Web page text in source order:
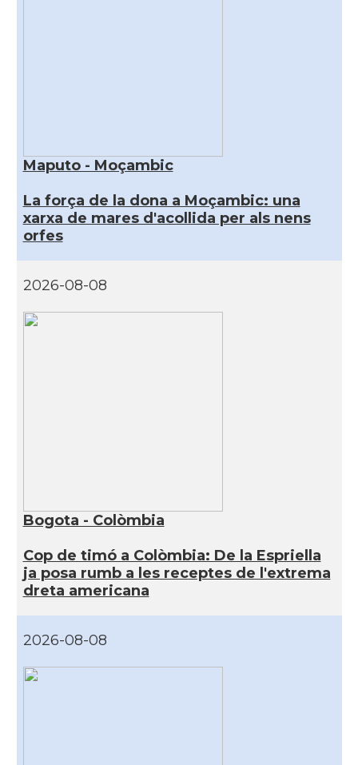
Maputo - Moçambic
La força de la dona a Moçambic: una
xarxa de mares d'acollida per als nens
orfes
2026-08-08
Bogota - Colòmbia
Cop de timó a Colòmbia: De la Espriella
ja posa rumb a les receptes de l'extrema
dreta americana
2026-08-08